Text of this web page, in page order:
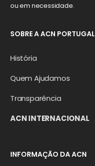
ou em necessidade.
SOBRE A ACN PORTUGAL
História
Quem Ajudamos
Transparência
ACN INTERNACIONAL
INFORMAÇÃO DA ACN